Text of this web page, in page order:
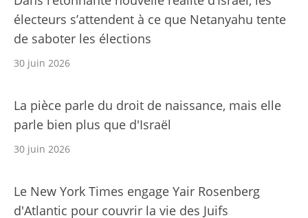
électeurs s’attendent à ce que Netanyahu tente
de saboter les élections
30 juin 2026
La pièce parle du droit de naissance, mais elle
parle bien plus que d'Israël
30 juin 2026
Le New York Times engage Yair Rosenberg
d'Atlantic pour couvrir la vie des Juifs